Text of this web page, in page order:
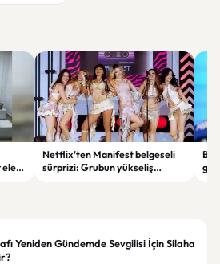
ele
Netflix’ten Manifest belgeseli
sürprizi: Grubun yükseliş
Yeniden Gündemde Sevgilisi İçin Silaha